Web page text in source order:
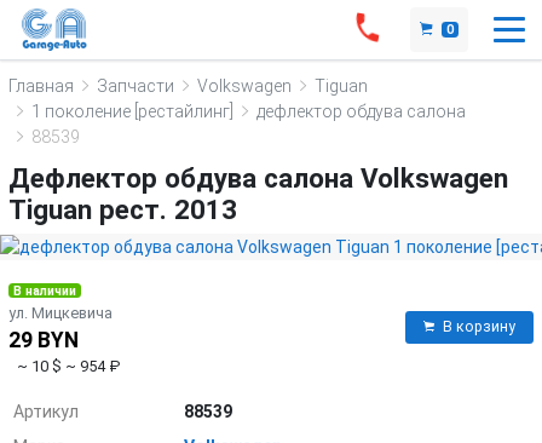
0
Главная Запчасти Volkswagen
Tiguan
1 поколение [рестайлинг]
дефлектор обдува салона
88539
Дефлектор обдува салона Volkswagen
Tiguan рест. 2013
В наличии
ул. Мицкевича
29 BYN
~ 10 $ ~ 954 ₽
В корзину
Артикул
88539